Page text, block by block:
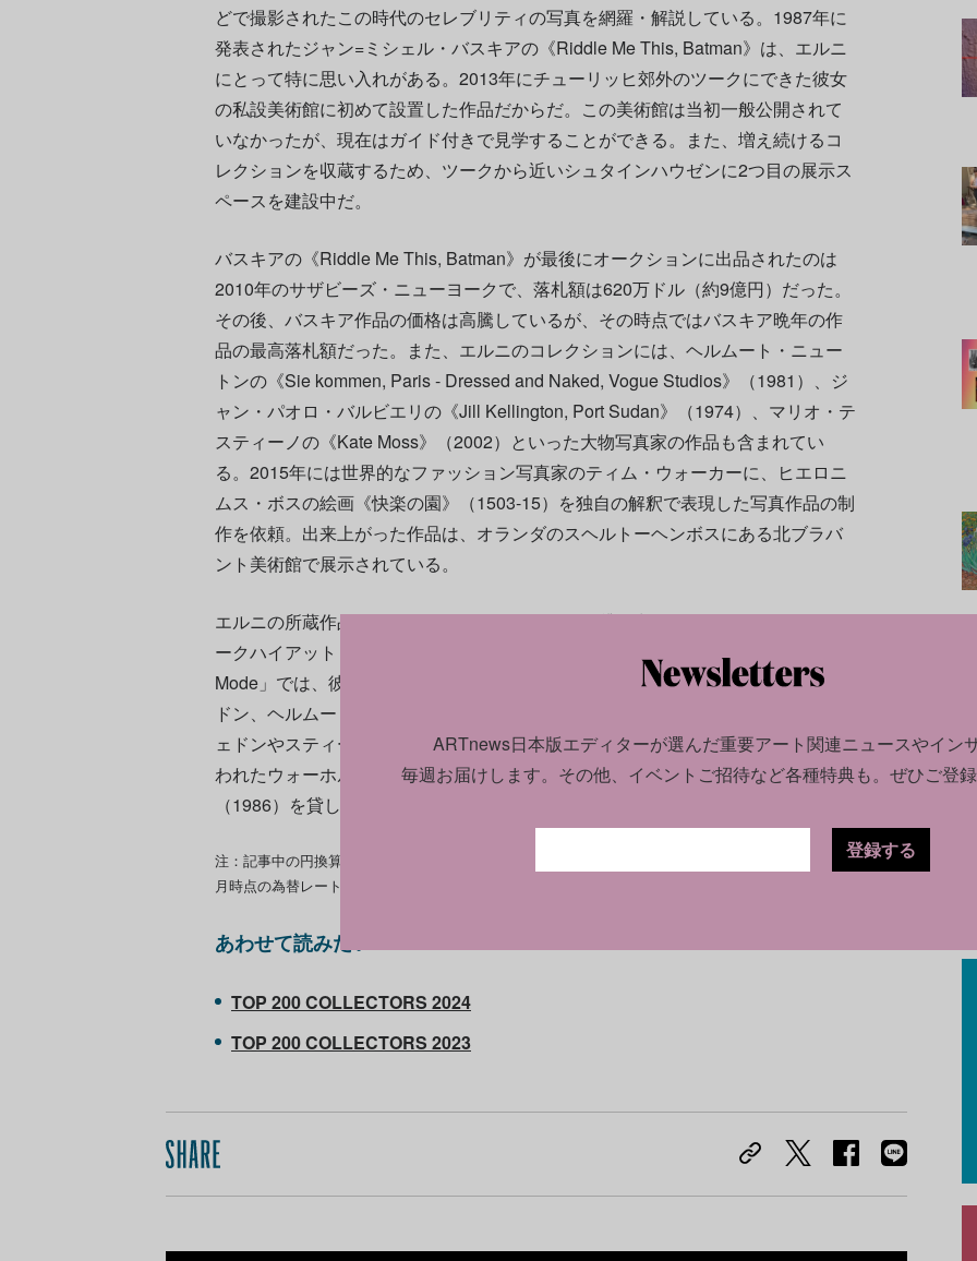
どで撮影されたこの時代のセレブリティの写真を網羅・解説している。1987年に
発表されたジャン=ミシェル・バスキアの《Riddle Me This, Batman》は、エルニ
にとって特に思い入れがある。2013年にチューリッヒ郊外のツークにできた彼女
の私設美術館に初めて設置した作品だからだ。この美術館は当初一般公開されて
いなかったが、現在はガイド付きで見学することができる。また、増え続けるコ
レクションを収蔵するため、ツークから近いシュタインハウゼンに2つ目の展示ス
ペースを建設中だ。
バスキアの《Riddle Me This, Batman》が最後にオークションに出品されたのは
2010年のサザビーズ・ニューヨークで、落札額は620万ドル（約9億円）だった。
その後、バスキア作品の価格は高騰しているが、その時点ではバスキア晩年の作
品の最高落札額だった。また、エルニのコレクションには、ヘルムート・ニュー
トンの《Sie kommen, Paris - Dressed and Naked, Vogue Studios》（1981）、ジ
ャン・パオロ・バルビエリの《Jill Kellington, Port Sudan》（1974）、マリオ・テ
スティーノの《Kate Moss》（2002）といった大物写真家の作品も含まれてい
る。2015年には世界的なファッション写真家のティム・ウォーカーに、ヒエロニ
ムス・ボスの絵画《快楽の園》（1503-15）を独自の解釈で表現した写真作品の制
作を依頼。出来上がった作品は、オランダのスヘルトーヘンボスにある北ブラバ
ント美術館で展示されている。
エルニの所蔵作品は、たびたび国際的な展覧会に貸し出されている。2018年にパ
ークハイアット パリ=ヴァンドームで開かれたファッション写真展「Vive la
Mode」では、彼女のコレクションからアーヴィング・ペン、リチャード・アヴェ
ドン、ヘルムート・ニュートンの作品が展示された。最近も、リチャード・アヴ
ェドンやスティーブン・ショアによる作品のほか、テート・モダンで2020年に行
われたウォーホルの回顧展に大作《Sixty Last Suppers》（60枚の最後の晩餐）
（1986）を貸し出している。
注：記事中の円換算額は、US版ARTnewsで2024年版トップ200コレクターズが発表された2024年10
月時点の為替レートによる。
あわせて読みたい
TOP 200 COLLECTORS 2024
TOP 200 COLLECTORS 2023
ARTnews日本版エディターが選んだ重要アート関連ニュースやイン
毎週お届けします。 その他、イベントご招待など各種特典も。ぜひご登
登録する